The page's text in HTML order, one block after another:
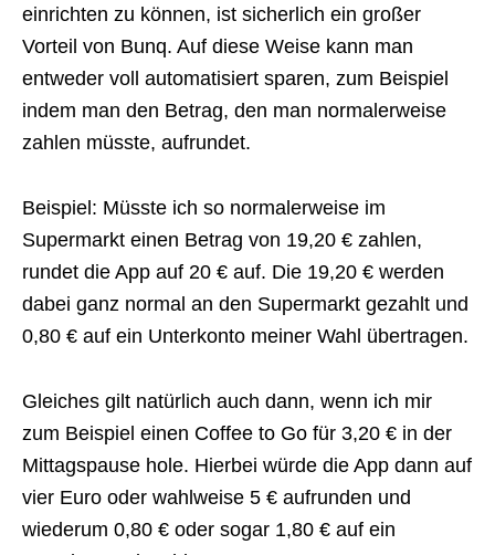
einrichten zu können, ist sicherlich ein großer
Vorteil von Bunq. Auf diese Weise kann man
entweder voll automatisiert sparen, zum Beispiel
indem man den Betrag, den man normalerweise
zahlen müsste, aufrundet.
Beispiel: Müsste ich so normalerweise im
Supermarkt einen Betrag von 19,20 € zahlen,
rundet die App auf 20 € auf. Die 19,20 € werden
dabei ganz normal an den Supermarkt gezahlt und
0,80 € auf ein Unterkonto meiner Wahl übertragen.
Gleiches gilt natürlich auch dann, wenn ich mir
zum Beispiel einen Coffee to Go für 3,20 € in der
Mittagspause hole. Hierbei würde die App dann auf
vier Euro oder wahlweise 5 € aufrunden und
wiederum 0,80 € oder sogar 1,80 € auf ein